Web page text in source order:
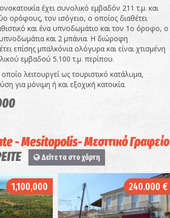
έχει συνολικό εμβαδόν 211 τ.μ. και
ορόφους, τον ισόγειο, ο οποίος διαθέτει
και ένα υπνοδωμάτιο και τον 1ο όροφο, ο
και 2 μπάνια. Η διώροφη
επίσης μπαλκόνια ολόγυρα και είναι χτισμένη
εμβαδού 5.100 τ.μ. περίπου.
λειτουργεί ως τουριστικό κατάλυμα,
για μόνιμη ή και εξοχική κατοικία.
- Mesitopolis- Μεσιτικό Γραφείο
Δείτε τα στο χάρτη
1,100,000 240.000 €